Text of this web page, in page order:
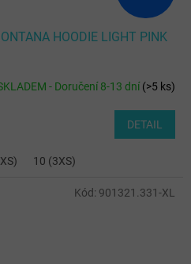
HOODIE LIGHT PINK
- Doručení 8-13 dní(>5 ks)
DETAIL
10 (3XS)
Kód: 901321.331-XL